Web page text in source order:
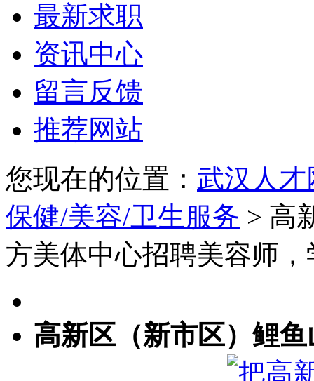
最新求职
资讯中心
留言反馈
推荐网站
您现在的位置： 武汉人才
保健/美容/卫生服务 > 高
方美体中心招聘美容师
高新区（新市区）鲤